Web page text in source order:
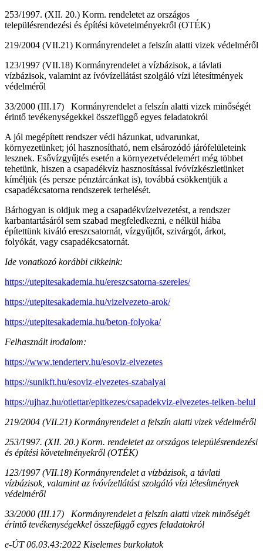
253/1997. (XII. 20.) Korm. rendeletet az országos
településrendezési és építési követelményekről (OTÉK)
219/2004 (VII.21) Kormányrendelet a felszín alatti vizek védelméről
123/1997 (VII.18) Kormányrendelet a vízbázisok, a távlati
vízbázisok, valamint az ívóvízellátást szolgáló vízi létesítmények
védelméről
33/2000 (III.17) Kormányrendelet a felszín alatti vizek minőségét
érintő tevékenységekkel összefüggő egyes feladatokról
A jól megépített rendszer védi házunkat, udvarunkat,
környezetünket; jól hasznosítható, nem elsározódó járófelületeink
lesznek. Esővízgyűjtés esetén a környezetvédelemért még többet
tehetünk, hiszen a csapadékvíz hasznosítással ívóvízkészletünket
kíméljük (és persze pénztárcánkat is), továbbá csökkentjük a
csapadékcsatorna rendszerek terhelését.
Bárhogyan is oldjuk meg a csapadékvízelvezetést, a rendszer
karbantartásáról sem szabad megfeledkezni, e nélkül hiába
építettünk kiváló ereszcsatornát, vízgyűjtőt, szivárgót, árkot,
folyókát, vagy csapadékcsatornát.
Ide vonatkozó korábbi cikkeink:
https://utepitesakademia.hu/ereszcsatorna-szereles/
https://utepitesakademia.hu/vizelvezeto-arok/
https://utepitesakademia.hu/beton-folyoka/
Felhasznált irodalom:
https://www.tenderterv.hu/esoviz-elvezetes
https://sunikft.hu/esoviz-elvezetes-szabalyai
https://ujhaz.hu/otlettar/epitkezes/csapadekviz-elvezetes-telken-belul
219/2004 (VII.21) Kormányrendelet a felszín alatti vizek védelméről
253/1997. (XII. 20.) Korm. rendeletet az országos településrendezési
és építési követelményekről (OTÉK)
123/1997 (VII.18) Kormányrendelet a vízbázisok, a távlati
vízbázisok, valamint az ívóvízellátást szolgáló vízi létesítmények
védelméről
33/2000 (III.17) Kormányrendelet a felszín alatti vizek minőségét
érintő tevékenységekkel összefüggő egyes feladatokról
e-ÚT 06.03.43:2022 Kiselemes burkolatok